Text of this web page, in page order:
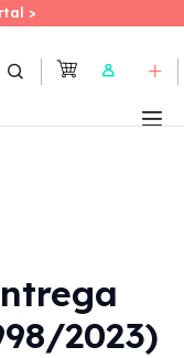
>
>
User
2023)